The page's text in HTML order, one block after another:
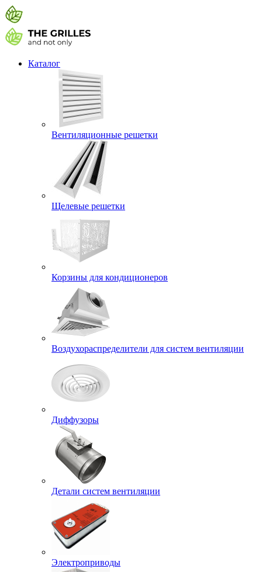
Каталог
Вентиляционные решетки
Щелевые решетки
Корзины для кондиционеров
Воздухораспределители для систем вентиляции
Диффузоры
Детали систем вентиляции
Электроприводы